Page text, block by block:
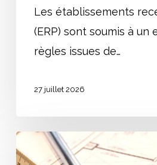
Les établissements
(ERP) sont soumis à un
règles issues de…
27 juillet 2026
Solutions
d’effet